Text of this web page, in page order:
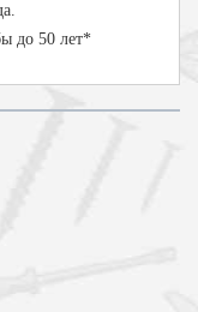
до 50 лет*